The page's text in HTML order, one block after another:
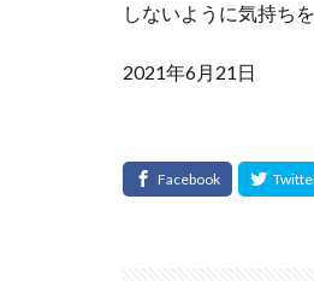
しないように気持ち
2021年6月21日